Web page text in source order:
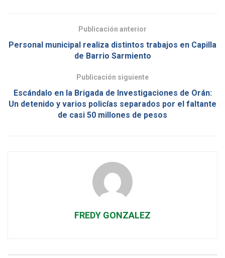
Publicación anterior
Personal municipal realiza distintos trabajos en Capilla
de Barrio Sarmiento
Publicación siguiente
Escándalo en la Brigada de Investigaciones de Orán:
Un detenido y varios policías separados por el faltante
de casi 50 millones de pesos
FREDY GONZALEZ